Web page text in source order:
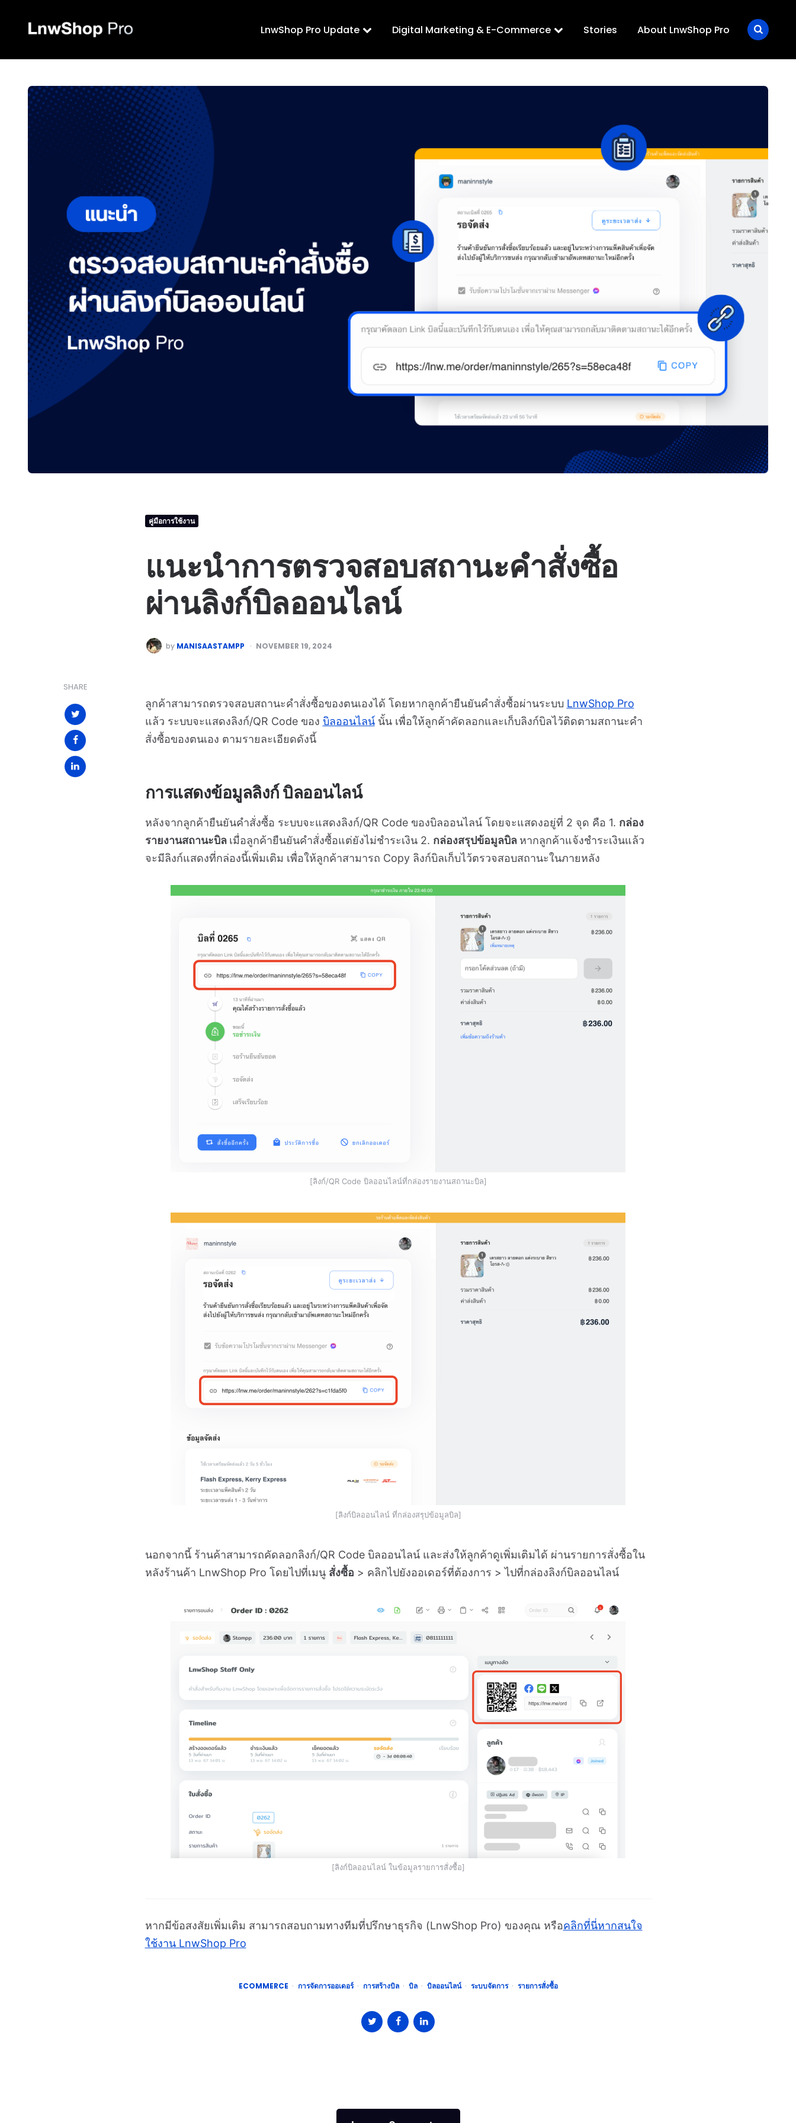
LnwShop Pro Update Digital Marketing & E-Commerce Stories About LnwShop Pro
คู่มือการใช้งาน
แนะนำการตรวจสอบสถานะคำสั่งซื้อ
ผ่านลิงก์บิลออนไลน์
by MANISAASTAMPP NOVEMBER 19, 2024
SHARE
ลูกค้าสามารถตรวจสอบสถานะคำสั่งซื้อของตนเองได้ โดยหากลูกค้ายืนยันคำสั่งซื้อผ่านระบบ LnwShop Pro
แล้ว ระบบจะแสดงลิงก์/QR Code ของ บิลออนไลน์นั้น เพื่อให้ลูกค้าคัดลอกและเก็บลิงก์บิลไว้ติดตามสถานะคำ
สั่งซื้อของตนเอง ตามรายละเอียดดังนี้
การแสดงข้อมูลลิงก์ บิลออนไลน์
หลังจากลูกค้ายืนยันคำสั่งซื้อ ระบบจะแสดงลิงก์/QR Code ของบิลออนไลน์ โดยจะแสดงอยู่ที่ 2 จุด คือ 1. กล่อง
รายงานสถานะบิล เมื่อลูกค้ายืนยันคำสั่งซื้อแต่ยังไม่ชำระเงิน 2. กล่องสรุปข้อมูลบิล หากลูกค้าแจ้งชำระเงินแล้ว
จะมีลิงก์แสดงที่กล่องนี้เพิ่มเติม เพื่อให้ลูกค้าสามารถ Copy ลิงก์บิลเก็บไว้ตรวจสอบสถานะในภายหลัง
[ลิงก์/QR Code บิลออนไลน์ที่กล่องรายงานสถานะบิล]
[ลิงก์บิลออนไลน์ ที่กล่องสรุปข้อมูลบิล]
นอกจากนี้ ร้านค้าสามารถคัดลอกลิงก์/QR Code บิลออนไลน์ และส่งให้ลูกค้าดูเพิ่มเติมได้ ผ่านรายการสั่งซื้อใน
หลังร้านค้า LnwShop Pro โดยไปที่เมนู สั่งซื้อ > คลิกไปยังออเดอร์ที่ต้องการ > ไปที่กล่องลิงก์บิลออนไลน์
[ลิงก์บิลออนไลน์ ในข้อมูลรายการสั่งซื้อ]
หากมีข้อสงสัยเพิ่มเติม สามารถสอบถามทางทีมที่ปรึกษาธุรกิจ (LnwShop Pro) ของคุณ หรือคลิกที่นี่หากสนใจ
ใช้งาน LnwShop Pro
ECOMMERCE การจัดการออเดอร์ การสร้างบิล บิล บิลออนไลน์ ระบบจัดการ รายการสั่งซื้อ